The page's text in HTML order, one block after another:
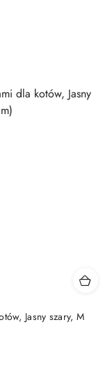
Jasny szary, M